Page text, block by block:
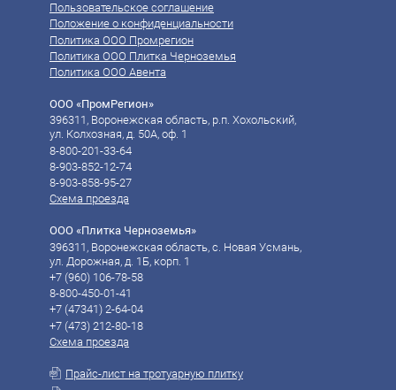
Пользовательское соглашение
Положение о конфиденциальности
Политика ООО Промрегион
Политика ООО Плитка Черноземья
Политика ООО Авента
ООО «ПромРегион»
396311, Воронежская область, р.п. Хохольский,
ул. Колхозная, д. 50А, оф. 1
8-800-201-33-64
8-903-852-12-74
8-903-858-95-27
Схема проезда
ООО «Плитка Черноземья»
396311, Воронежская область, с. Новая Усмань,
ул. Дорожная, д. 1Б, корп. 1
+7 (960) 106-78-58‬
8-800-450-01-41
‪‪+7 (47341) 2-64-04
‪‪+7 (473) 212-80-18
Схема проезда
Прайс-лист на тротуарную плитку